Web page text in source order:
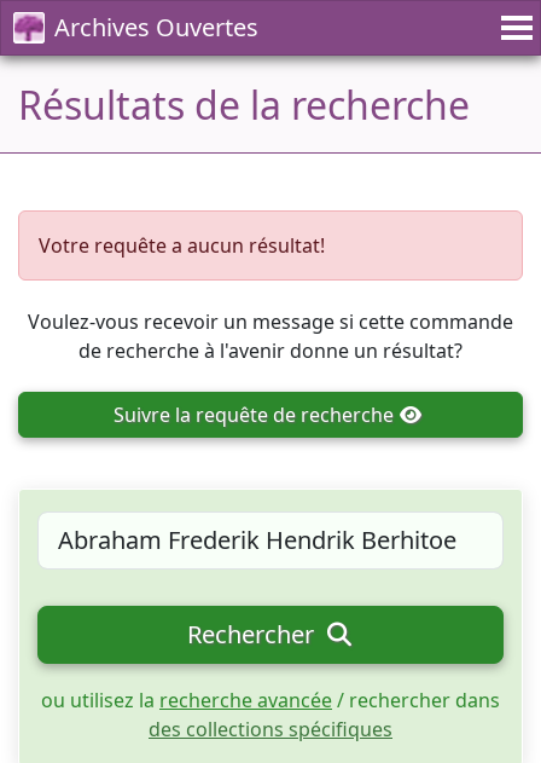
Archives Ouvertes
Résultats de la recherche
Votre requête a aucun résultat!
Voulez-vous recevoir un message si cette commande
de recherche à l'avenir donne un résultat?
Suivre la requête de recherche
Rechercher
ou utilisez la recherche avancée/ rechercher dans
des collections spécifiques